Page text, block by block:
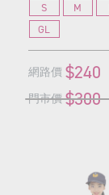
S M
GL
網路價 $240
門市價 $300